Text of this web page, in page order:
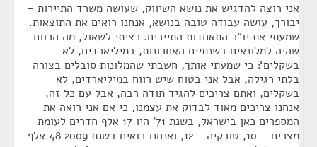
אני רוצה להדגיש את נושא השיווק, שעושה משרד התיירות –
יבורך, עושה עבודה טובה בנושא, אנחנו רואים את התוצאות.
שמעתי את יו"ר התאחדות התיירים. רציתי לשאול, מה הרווח
שהיה למלונאים בשנתיים האחרונות, במיליארדים, לא
בשקלים? כי שמעתי אותך, חשבתי שהמלונות סובלים בצורה
בלתי רגילה, אבל אני בטוח שיש רווח במיליארדים, לא
בשקלים, ואתם צריכים להגיד תודה רבה, אבל עם כל זה,
אנחנו צריכים מאוד לבדוק את עצמנו, כי אם אני רואה את
המספרים כאן בישראל, בשנת 71' היו 17 אלף חדרים לעומת
מצרים – 10, טורקיה - 12, ואנחנו רואים בשנת 2009 48 אלף